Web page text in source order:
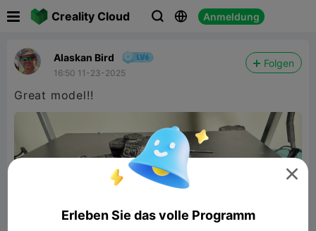
Creality Cloud   Anmeldung
Alaskan Bird
16:50 11-23-2025
Folgen
Great model!!

Erleben Sie das volle Programm